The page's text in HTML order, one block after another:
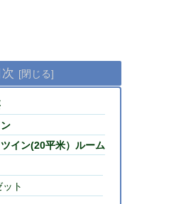
次
イン(20平米）ルーム
ト